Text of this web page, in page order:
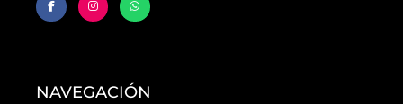
NAVEGACIÓN